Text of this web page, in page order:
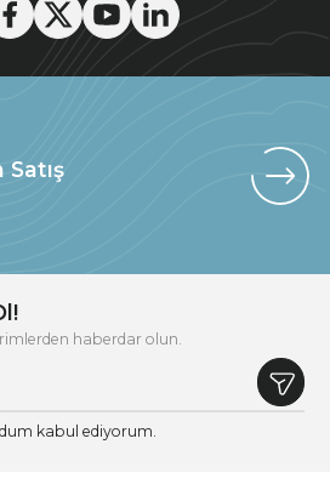
haberdar olun.
kabul ediyorum.